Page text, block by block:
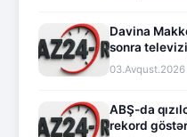
Davina
sonra
ABŞ-da
rekord